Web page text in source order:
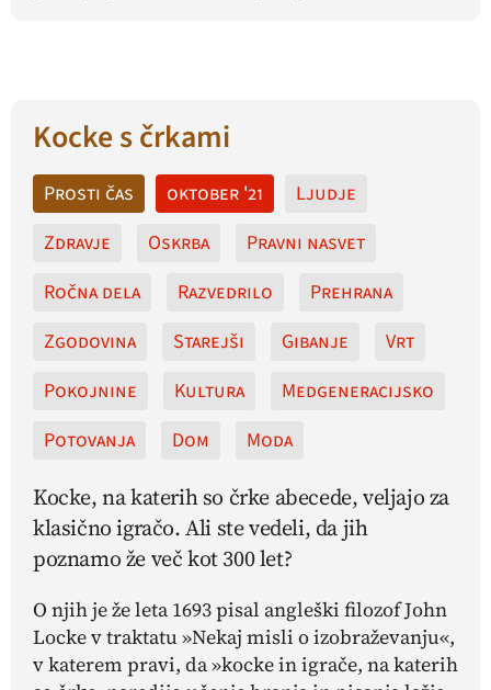
Kocke s črkami
Prosti čas oktober '21
Ljudje
Zdravje
Oskrba
Pravni nasvet
Ročna dela
Razvedrilo
Prehrana
Zgodovina
Starejši Gibanje
Vrt
Pokojnine
Kultura
Medgeneracijsko
Potovanja
Dom Moda
Kocke, na katerih so črke abecede, veljajo za
klasično igračo. Ali ste vedeli, da jih
poznamo že več kot 300 let?
O njih je že leta 1693 pisal angleški filozof John
Locke v traktatu »Nekaj misli o izobraževanju«,
v katerem pravi, da »kocke in igrače, na katerih